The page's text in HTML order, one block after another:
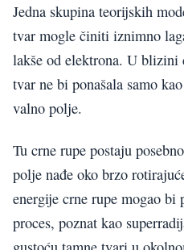
Jedna skupina teorijskih
tvar mogle činiti iznimno
lakše od elektrona. U blizini
tvar ne bi ponašala samo
valno polje.
Tu crne rupe postaju
polje nađe oko brzo
energije crne rupe mogao bi
proces, poznat kao